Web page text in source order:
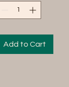
Add to Cart